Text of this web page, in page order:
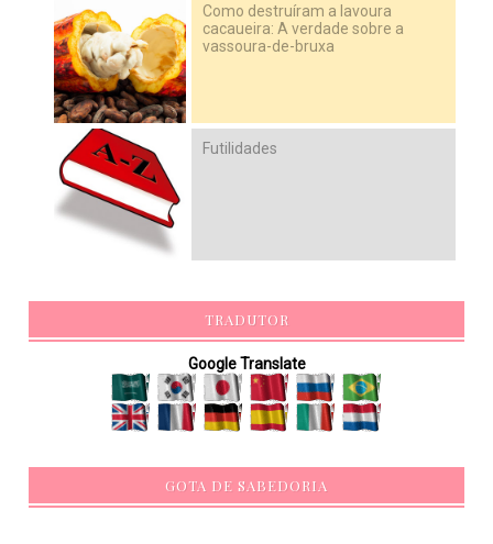
Como destruíram a lavoura
cacaueira: A verdade sobre a
vassoura-de-bruxa
Futilidades
TRADUTOR
Google Translate
GOTA DE SABEDORIA